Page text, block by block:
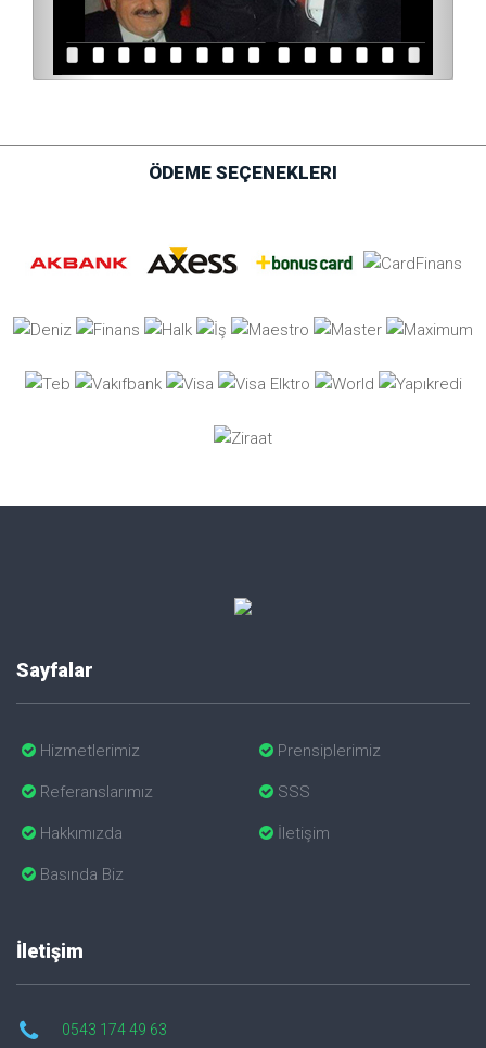
ÖDEME SEÇENEKLERI
Sayfalar
Hizmetlerimiz
Referanslarımız
Hakkımızda
Basında Biz
Prensiplerimiz
SSS
İletişim
İletişim
0543 174 49 63